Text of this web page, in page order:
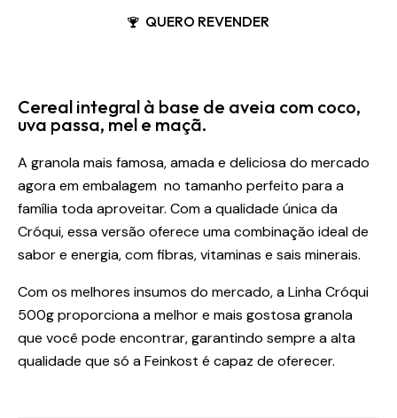
QUERO REVENDER
Cereal integral à base de aveia com coco,
uva passa, mel e maçã.
A granola mais famosa, amada e deliciosa do mercado
agora em embalagem no tamanho perfeito para a
família toda aproveitar. Com a qualidade única da
Cróqui, essa versão oferece uma combinação ideal de
sabor e energia, com fibras, vitaminas e sais minerais.
Com os melhores insumos do mercado, a Linha Cróqui
500g proporciona a melhor e mais gostosa granola
que você pode encontrar, garantindo sempre a alta
qualidade que só a Feinkost é capaz de oferecer.